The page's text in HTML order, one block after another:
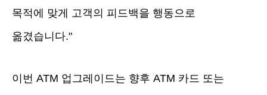
목적에 맞게 고객의 피드백을 행동으로
옮겼습니다."
이번 ATM 업그레이드는 향후 ATM 카드 또는